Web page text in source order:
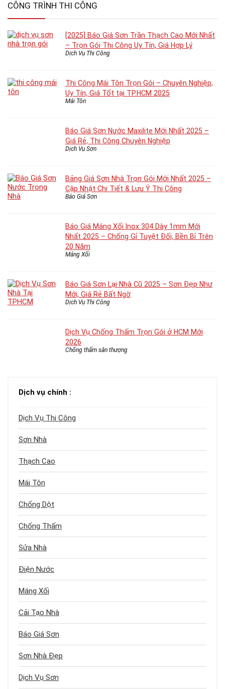
CÔNG TRÌNH THI CÔNG
[2025] Báo Giá Sơn Trần Thạch Cao Mới Nhất
– Trọn Gói Thi Công Uy Tín, Giá Hợp Lý
Dịch Vụ Thi Công
Thi Công Mái Tôn Trọn Gói – Chuyên Nghiệp,
Uy Tín, Giá Tốt tại TP.HCM 2025
Mái Tôn
Báo Giá Sơn Nước Maxilite Mới Nhất 2025 –
Giá Rẻ, Thi Công Chuyên Nghiệp
Dịch Vụ Sơn
Bảng Giá Sơn Nhà Trọn Gói Mới Nhất 2025 –
Cập Nhật Chi Tiết & Lưu Ý Thi Công
Báo Giá Sơn
Báo Giá Máng Xối Inox 304 Dày 1mm Mới
Nhất 2025 – Chống Gỉ Tuyệt Đối, Bền Bỉ Trên
20 Năm
Máng Xối
Báo Giá Sơn Lại Nhà Cũ 2025 – Sơn Đẹp Như
Mới, Giá Rẻ Bất Ngờ
Dịch Vụ Thi Công
Dịch Vụ Chống Thấm Trọn Gói ở HCM Mới
2026
Chống thấm sân thượng
Dịch vụ chính :
Dịch Vụ Thi Công
Sơn Nhà
Thạch Cao
Mái Tôn
Chống Dột
Chống Thấm
Sửa Nhà
Điện Nước
Máng Xối
Cải Tạo Nhà
Báo Giá Sơn
Sơn Nhà Đẹp
Dịch Vụ Sơn